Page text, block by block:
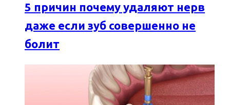
5 причин почему удаляют нерв
даже если зуб совершенно не
болит